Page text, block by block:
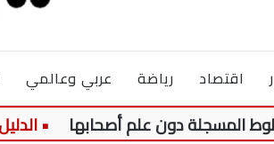
اقتصاد رياضة عربي وعالمي
دون علم أصحابها